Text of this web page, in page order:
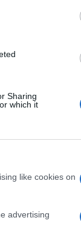
Sharing
which it
like cookies on
advertising
firma
testa